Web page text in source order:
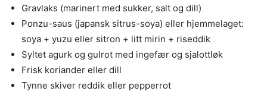
Gravlaks (marinert med sukker, salt og dill)
Ponzu-saus (japansk sitrus-soya) eller hjemmelaget:
soya + yuzu eller sitron + litt mirin + riseddik
Syltet agurk og gulrot med ingefær og sjalottløk
Frisk koriander eller dill
Tynne skiver reddik eller pepperrot